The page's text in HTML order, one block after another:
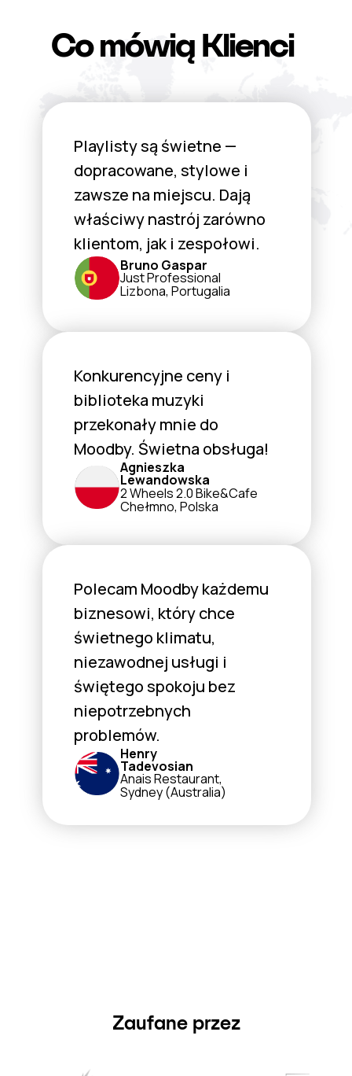
Co mówią Klienci
Playlisty są świetne —
dopracowane, stylowe i
zawsze na miejscu. Dają
właściwy nastrój zarówno
klientom, jak i zespołowi.
Bruno Gaspar
Just Professional
Lizbona, Portugalia
Konkurencyjne ceny i
biblioteka muzyki
przekonały mnie do
Moodby. Świetna obsługa!
Agnieszka
Lewandowska
2 Wheels 2.0 Bike&Cafe
Chełmno, Polska
Polecam Moodby każdemu
biznesowi, który chce
świetnego klimatu,
niezawodnej usługi i
świętego spokoju bez
niepotrzebnych
problemów.
Henry
Tadevosian
Anais Restaurant,
Sydney (Australia)
Zaufane przez